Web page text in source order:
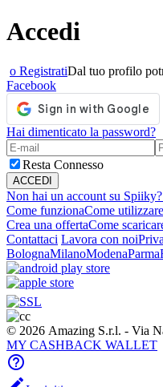
Accedi
o RegistratiDal tuo profilo
Facebook
Hai dimenticato la password?
Resta Connesso
Non hai un account su Spiiky?
Come funzionaCome
Crea una offertaCome
Contattaci Lavora con noi
BolognaMilanoModenaParma
© 2026 Amazing S.r.l. - Via
MY CASHBACK WALLET
